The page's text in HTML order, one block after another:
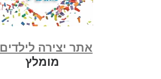
אתר יצירה לילדים
מומלץ